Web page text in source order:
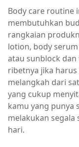
Body care routine
membutuhkan
rangkaian
lotion, body
atau sunblock
ribetnya jika
melangkah dari
yang cukup
kamu yang punya
melakukan segala
hari.